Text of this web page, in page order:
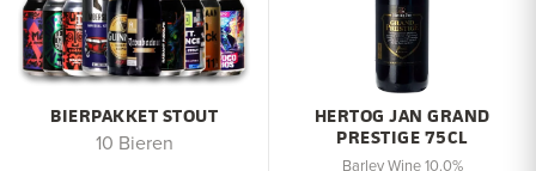
BIERPAKKET STOUT
10 Bieren
HERTOG JAN GRAND
PRESTIGE 75CL
Barley Wine 10.0%